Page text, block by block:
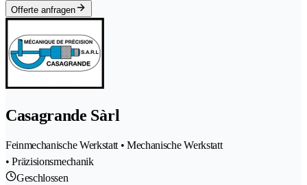
Offerte anfragen
Casagrande Sàrl
Feinmechanische Werkstatt • Mechanische Werkstatt
• Präzisionsmechanik
Geschlossen